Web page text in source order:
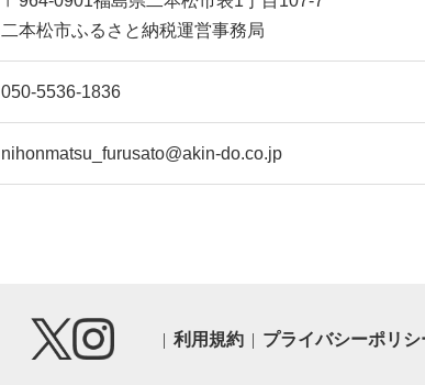
二本松市ふるさと納税運営事務局
050-5536-1836
nihonmatsu_furusato@akin-do.co.jp
利用規約 プライバシーポリシ